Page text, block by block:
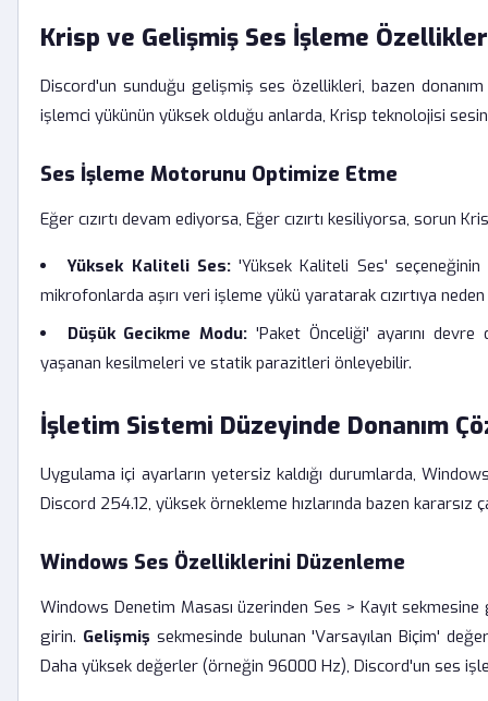
Krisp ve Gelişmiş Ses İşleme
Discord'un sunduğu gelişmiş ses özellikleri, bazen
işlemci yükünün yüksek olduğu anlarda, Krisp teknolojisi
Ses İşleme Motorunu Optimize Etme
Eğer cızırtı devam ediyorsa, Eğer cızırtı kesiliyorsa, sorun
Yüksek Kaliteli Ses:'Yüksek Kaliteli Ses' seçeneğinin
mikrofonlarda aşırı veri işleme yükü yaratarak cızırtıya
Düşük Gecikme Modu: 'Paket Önceliği' ayarını devre
yaşanan kesilmeleri ve statik parazitleri önleyebilir.
İşletim Sistemi Düzeyinde Donanım
Uygulama içi ayarların yetersiz kaldığı durumlarda,
Discord 254.12, yüksek örnekleme hızlarında bazen kararsız
Windows Ses Özelliklerini Düzenleme
Windows Denetim Masası üzerinden Ses > Kayıt
girin. Gelişmiş sekmesinde bulunan 'Varsayılan Biçim'
Daha yüksek değerler (örneğin 96000 Hz), Discord'un ses